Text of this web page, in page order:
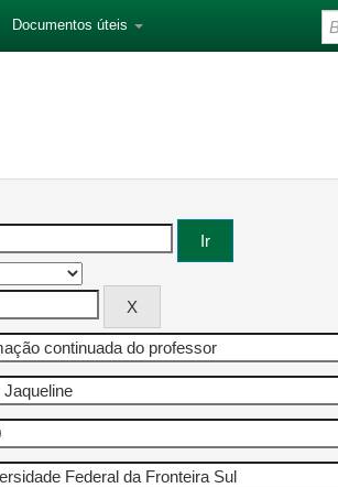
Documentos úteis